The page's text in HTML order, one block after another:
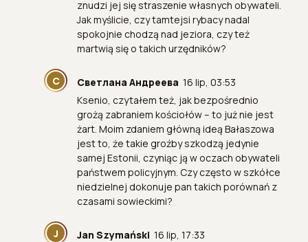
znudzi jej się straszenie własnych obywateli.
Jak myślicie, czy tamtejsi rybacy nadal
spokojnie chodzą nad jeziora, czy też
martwią się o takich urzędników?
С Светлана Андреева 16 lip, 03:53
Ksenio, czytałem też, jak bezpośrednio
grożą zabraniem kościołów – to już nie jest
żart. Moim zdaniem główną ideą Bałaszowa
jest to, że takie groźby szkodzą jedynie
samej Estonii, czyniąc ją w oczach obywateli
państwem policyjnym. Czy często w szkółce
niedzielnej dokonuje pan takich porównań z
czasami sowieckimi?
J Jan Szymański 16 lip, 17:33